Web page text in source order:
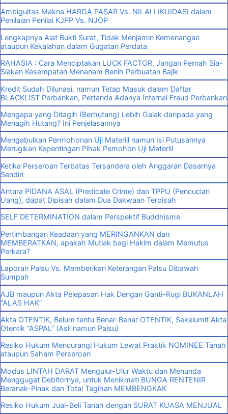
Ambiguitas Makna HARGA PASAR Vs. NILAI LIKUIDASI dalam
Penilaian Penilai KJPP Vs. NJOP
Lengkapnya Alat Bukti Surat, Tidak Menjamin Kemenangan
ataupun Kekalahan dalam Gugatan Perdata
RAHASIA : Cara Menciptakan LUCK FACTOR, Jangan Pernah Sia-
Siakan Kesempatan Menanam Benih Perbuatan Bajik
Kredit Sudah Dilunasi, namun Tetap Masuk dalam Daftar
BLACKLIST Perbankan, Pertanda Adanya Internal Fraud Perbankan
Mengapa yang Ditagih (Berhutang) Lebih Galak daripada yang
Menagih Hutang? Ini Penjelasannya
Mengabulkan Permohonan Uji Materiil namun Isi Putusannya
Merugikan Kepentingan Pihak Pemohon Uji Materiil
Ketika Perseroan Terbatas Tersandera oleh Anggaran Dasarnya
Sendiri
Antara PIDANA ASAL (Predicate Crime) dan TPPU (Pencucian
Uang), dapat Dipisah dalam Dua Dakwaan Terpisah
SELF DETERMINATION dalam Perspektif Buddhisme
Pertimbangan Keadaan yang MERINGANKAN dan
MEMBERATKAN, apakah Mutlak bagi Hakim dalam Memutus
Perkara?
Laporan Palsu Vs. Memberikan Keterangan Palsu Dibawah
Sumpah
AJB maupun Akta Pelepasan Hak Dengan Ganti-Rugi BUKANLAH
“ALAS HAK”
Akta OTENTIK, Belum tentu Benar-Benar OTENTIK, Sekelumit Akta
Otentik “ASPAL” (Asli namun Palsu)
Resiko Hukum Mencurangi Hukum Lewat Praktik NOMINEE Tanah
ataupun Saham Perseroan
Modus LINTAH DARAT Mengulur-Ulur Waktu dan Menunda
Menggugat Debitornya, untuk Menikmati BUNGA RENTENIR
Beranak-Pinak dan Total Tagihan MEMBENGKAK
Resiko Hukum Jual-Beli Tanah dengan SURAT KUASA MENJUAL